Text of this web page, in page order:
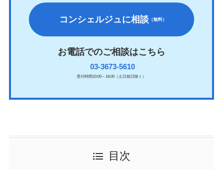
コンシェルジュに相談（無料）
お電話でのご相談はこちら
03-3673-5610
受付時間10:00～18:00（土日祝日除く）
目次